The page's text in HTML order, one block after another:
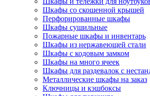
Шкафы со скошенной крышей
Перфорированные шкафы
Шкафы сушильные
Пожарные шкафы и инвентарь
Шкафы из нержавеющей стали
Шкафы с кодовым замком
Шкафы на много ячеек
Шкафы для раздевалок с
Металлические шкафы на заказ
Ключницы и кэшбоксы